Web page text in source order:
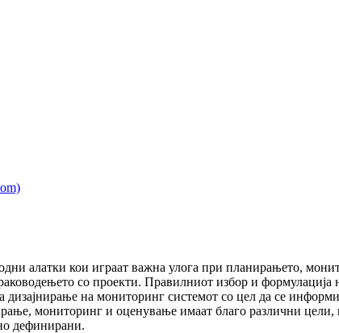
алатки кои играат важна улога при планирањето,
со проекти. Правилниот избор и формулација
дизајнирање на мониторинг системот со цел да се
мониторинг и оценување имаат благо различни
дефинирани.